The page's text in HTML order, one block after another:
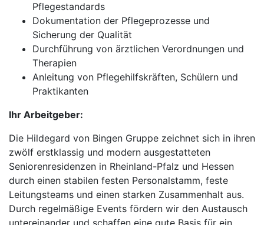
Pflegestandards
Dokumentation der Pflegeprozesse und
Sicherung der Qualität
Durchführung von ärztlichen Verordnungen und
Therapien
Anleitung von Pflegehilfskräften, Schülern und
Praktikanten
Ihr Arbeitgeber:
Die Hildegard von Bingen Gruppe zeichnet sich in ihren
zwölf erstklassig und modern ausgestatteten
Seniorenresidenzen in Rheinland-Pfalz und Hessen
durch einen stabilen festen Personalstamm, feste
Leitungsteams und einen starken Zusammenhalt aus.
Durch regelmäßige Events fördern wir den Austausch
untereinander und schaffen eine gute Basis für ein